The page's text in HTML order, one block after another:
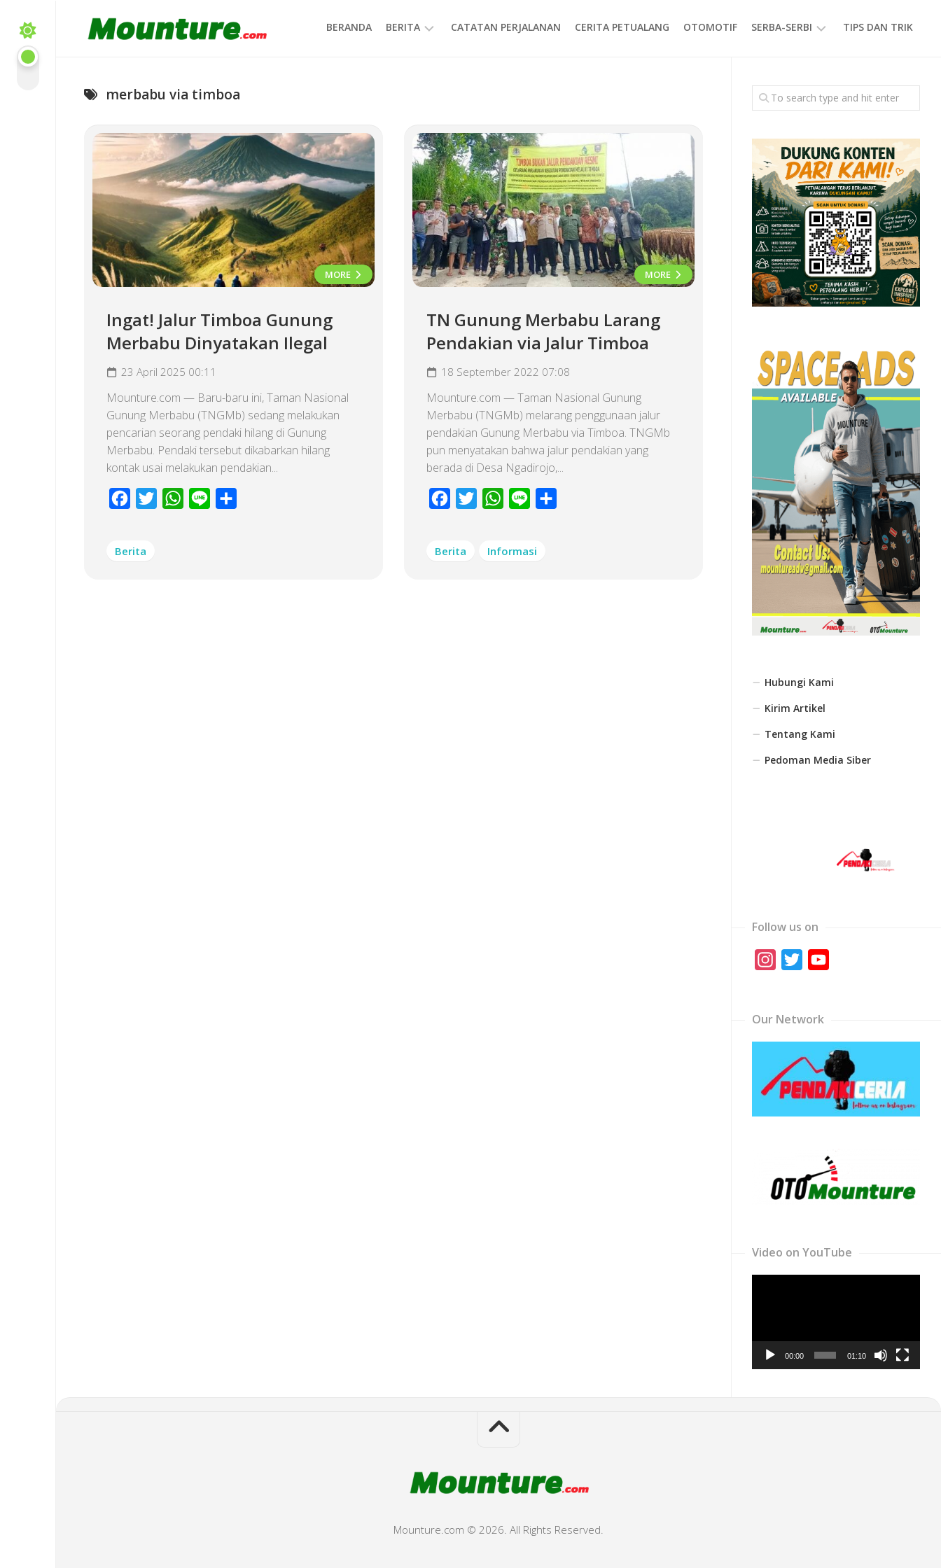
content
BERANDA BERITA CATATAN PERJALANAN CERITA PETUALANG OTOMOTIF SERBA-SERBI
GAYA
HIDUP
TIPS DAN TRIK
merbabu via timboa
MORE
Ingat! Jalur Timboa Gunung
Merbabu Dinyatakan Ilegal
23 April 2025 00:11
Mounture.com — Baru-baru ini, Taman Nasional
Gunung Merbabu (TNGMb) sedang melakukan
pencarian seorang pendaki hilang di Gunung
Merbabu. Pendaki tersebut dikabarkan hilang
kontak usai melakukan pendakian...
Facebook
Twitter WhatsApp
Line
Berita
MORE
TN Gunung Merbabu Larang
Pendakian via Jalur Timboa
18 September 2022 07:08
Mounture.com — Taman Nasional Gunung
Merbabu (TNGMb) melarang penggunaan jalur
pendakian Gunung Merbabu via Timboa. TNGMb
pun menyatakan bahwa jalur pendakian yang
berada di Desa Ngadirojo,...
Facebook
Twitter WhatsApp
Line
Berita Informasi
Hubungi Kami
Kirim Artikel
Tentang Kami
Pedoman Media Siber
Follow us on
Instagram
Twitter
Our Network
Video on YouTube
00:00 01:10
Mounture.com © 2026. All Rights Reserved.